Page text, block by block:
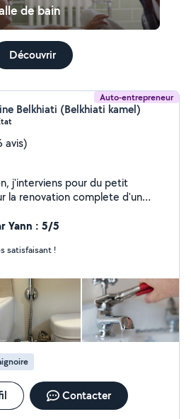
de bain
Découvrir
Auto-entrepreneur
Belkhiati (Belkhiati kamel)
avis)
j'interviens pour du petit
la renovation complete d'un
d'un plombier chauffagiste,
et d'un carreleur.
Yann : 5/5
satisfaisant !
Contacter